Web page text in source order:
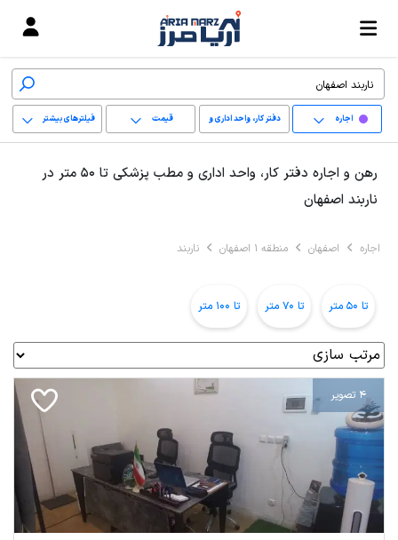
اجاره دفتر کار، واحد اداری و
مطب پزشکی
قیمت فیلترهای بیشتر
رهن و اجاره دفتر کار، واحد اداری و مطب پزشکی تا 50 متر در
ناربند اصفهان
اجاره اصفهان منطقه 1 اصفهان ناربند
تا 50 متر تا 70 متر تا 100 متر
4 تصویر